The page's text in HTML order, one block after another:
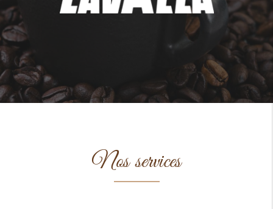
Nos services